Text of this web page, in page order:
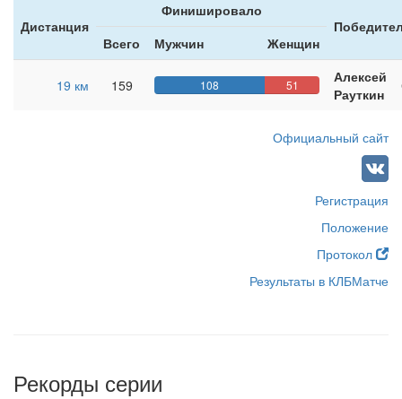
Дистанция
Финишировало
Всего
Мужчин Женщин
19 км 159 108 51
Алексей
Рауткин
Официальный сайт
Регистрация
Положение
Протокол
Результаты в КЛБМатче
Рекорды серии